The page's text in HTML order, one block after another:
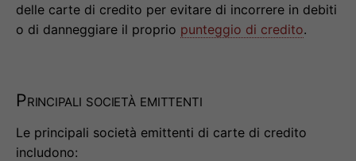
delle carte di credito per evitare di incorrere in debiti
o di danneggiare il proprio punteggio di credito.
Principali società emittenti
Le principali società emittenti di carte di credito
includono: